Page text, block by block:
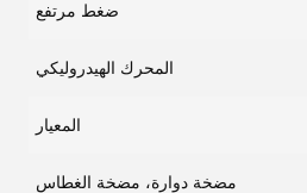
ضغط مرتفع
المحرك الهيدروليكي
المعيار
مضخة دوارة، مضخة الغطاس